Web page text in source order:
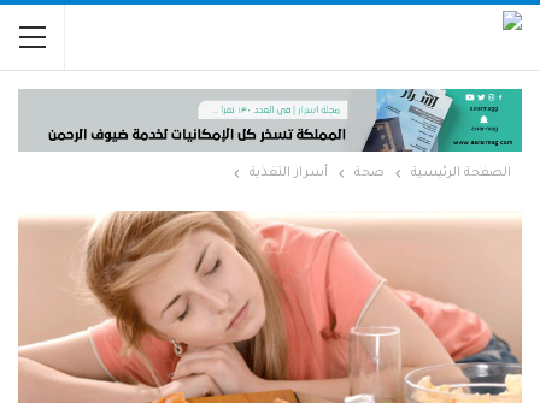
الصفحة الرئيسية صحة أسرار التغذية